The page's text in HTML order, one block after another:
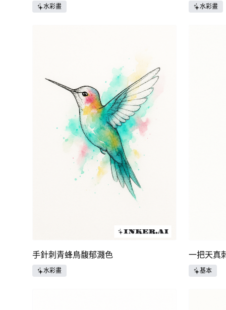
水彩畫 水彩畫
手針刺青蜂鳥馥郁濺色
水彩畫
一把天真
基本